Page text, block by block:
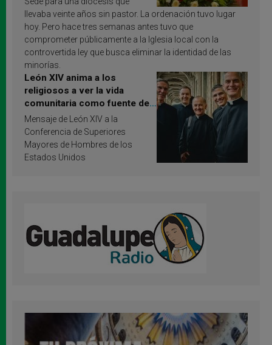
llevaba veinte años sin pastor. La ordenación tuvo lugar
hoy. Pero hace tres semanas antes tuvo que
comprometer públicamente a la Iglesia local con la
controvertida ley que busca eliminar la identidad de las
minorías.
León XIV anima a los
religiosos a ver la vida
comunitaria como fuente de
inspiración y santificación
Mensaje de León XIV a la
Conferencia de Superiores
Mayores de Hombres de los
Estados Unidos